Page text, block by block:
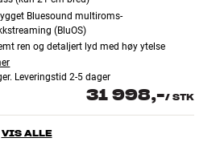
Bluesound multiroms-
(BluOS)
ren og detaljert lyd med høy ytelse
Leveringstid 2-5 dager
31 998,-/ STK
VIS ALLE